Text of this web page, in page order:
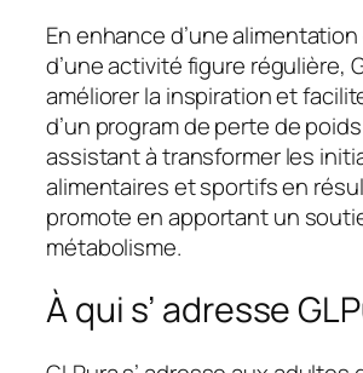
En enhance d’une
d’une activité figure régulière,
améliorer la inspiration et
d’un program de perte de
assistant à transformer les
alimentaires et sportifs en
promote en apportant un
métabolisme.
À qui s’ adresse